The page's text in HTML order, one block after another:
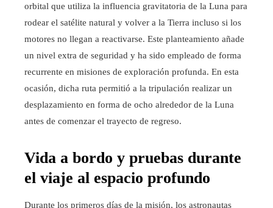
orbital que utiliza la influencia gravitatoria de la Luna para
rodear el satélite natural y volver a la Tierra incluso si los
motores no llegan a reactivarse. Este planteamiento añade
un nivel extra de seguridad y ha sido empleado de forma
recurrente en misiones de exploración profunda. En esta
ocasión, dicha ruta permitió a la tripulación realizar un
desplazamiento en forma de ocho alrededor de la Luna
antes de comenzar el trayecto de regreso.
Vida a bordo y pruebas durante
el viaje al espacio profundo
Durante los primeros días de la misión, los astronautas